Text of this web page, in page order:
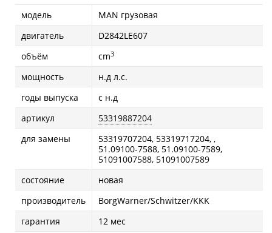
модель
MAN грузовая
двигатель
D2842LE607
объём
cm3
мощность
н.д л.с.
годы выпуска
с н.д
артикул
53319887204
для замены
53319707204, 53319717204, ,
51.09100-7588, 51.09100-7589,
51091007588, 51091007589
состояние
новая
производитель
BorgWarner/Schwitzer/KKK
гарантия
12 мес